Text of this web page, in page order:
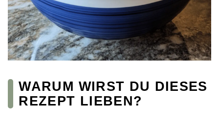
WARUM WIRST DU DIESES
REZEPT LIEBEN?